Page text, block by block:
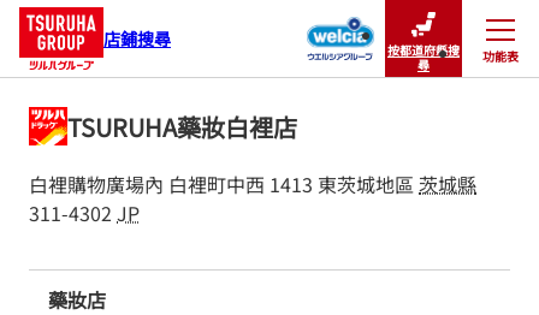
店鋪搜尋
按都道府縣搜
尋
功能表
關閉
TSURUHA藥妝白裡店
白裡購物廣場內 白裡町中西 1413 東茨城地區茨城縣
311-4302 JP
藥妝店